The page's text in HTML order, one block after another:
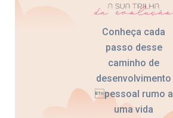
Conheça cada
passo desse
caminho de
desenvolvimento
pessoal rumo a
uma vida